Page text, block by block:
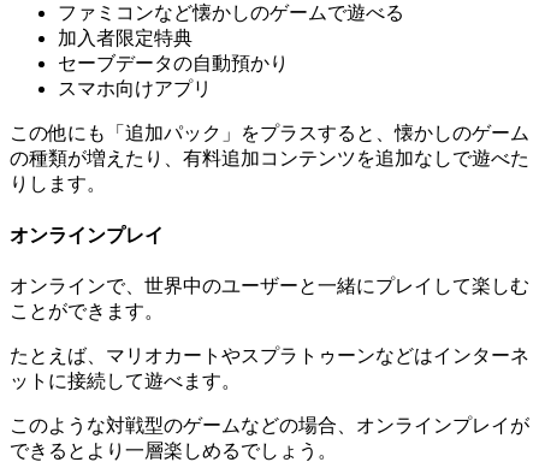
ファミコンなど懐かしのゲームで遊べる
加入者限定特典
セーブデータの自動預かり
スマホ向けアプリ
この他にも「追加パック」をプラスすると、懐かしのゲーム
の種類が増えたり、有料追加コンテンツを追加なしで遊べた
りします。
オンラインプレイ
オンラインで、世界中のユーザーと一緒にプレイして楽しむ
ことができます。
たとえば、マリオカートやスプラトゥーンなどはインターネ
ットに接続して遊べます。
このような対戦型のゲームなどの場合、オンラインプレイが
できるとより一層楽しめるでしょう。